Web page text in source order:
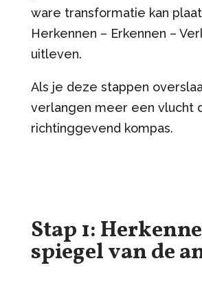
ware transformatie kan
Herkennen – Erkennen –
uitleven.
Als je deze stappen
verlangen meer een vlucht
richtinggevend kompas.
Stap 1:
spiegel van de